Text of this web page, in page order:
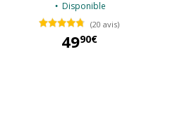
Disponible
(20 avis)
4990€